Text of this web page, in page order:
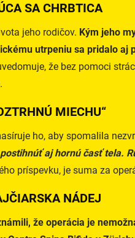
SA CHRBTICA
jeho rodičov. Kým jeho
utrpeniu sa pridalo aj
že bez pomoci
MIECHU“
ho, aby spomalila
aj hornú časť tela.
príspevku, je suma za
NÁDEJ
že operácia je